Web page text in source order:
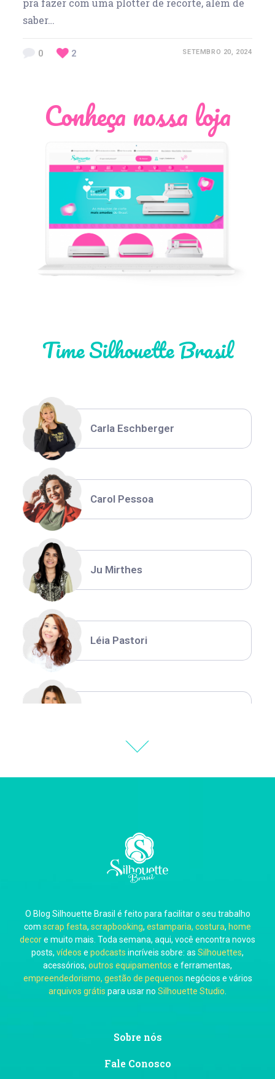
pra fazer com uma plotter de recorte, além de
saber…
0 2 SETEMBRO 20, 2024
Conheça nossa loja
Time Silhouette Brasil
Léia Pastori
Thiara Ney
Carla Eschberger
Carol Pessoa
Ju Mirthes
Léia Pastori
Carla Eschberger
Carol Pessoa
Ju Mirthes
O Blog Silhouette Brasil é feito para facilitar o seu trabalho
com scrap festa, scrapbooking, estamparia, costura, home
decore muito mais. Toda semana, aqui, você encontra novos
posts, vídeos e podcasts incríveis sobre: as Silhouettes,
acessórios, outros equipamentos e ferramentas,
empreendedorismo, gestão de pequenos negócios e vários
arquivos grátis para usar no Silhouette Studio
Sobre nós
Fale Conosco